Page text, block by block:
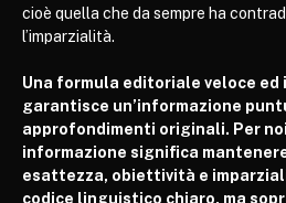
cioè quella che da sempre ha
l’imparzialità.
Una formula editoriale veloce ed
garantisce un’informazione
approfondimenti originali. Per
informazione significa
esattezza, obiettività e
codice linguistico chiaro, ma